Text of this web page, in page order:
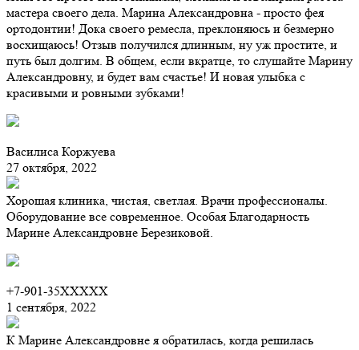
мастера своего дела. Марина Александровна - просто фея
ортодонтии! Дока своего ремесла, преклоняюсь и безмерно
восхищаюсь! Отзыв получился длинным, ну уж простите, и
путь был долгим. В общем, если вкратце, то слушайте Марину
Александровну, и будет вам счастье! И новая улыбка с
красивыми и ровными зубками!
Василиса Коржуева
27 октября, 2022
Хорошая клиника, чистая, светлая. Врачи профессионалы.
Оборудование все современное. Особая Благодарность
Марине Александровне Березиковой.
+7-901-35XXXXX
1 сентября, 2022
К Марине Александровне я обратилась, когда решилась